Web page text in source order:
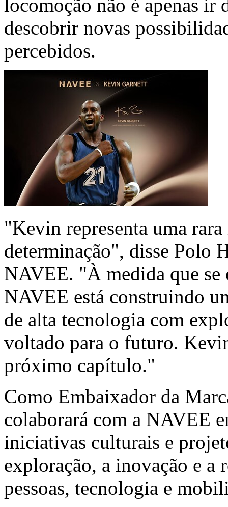
locomoção não é apenas ir
descobrir novas
percebidos.
"Kevin representa uma
determinação", disse Polo
NAVEE. "À medida que se
NAVEE está construindo
de alta tecnologia com
voltado para o futuro.
próximo capítulo."
Como Embaixador da
colaborará com a NAVEE
iniciativas culturais e
exploração, a inovação e a
pessoas, tecnologia e